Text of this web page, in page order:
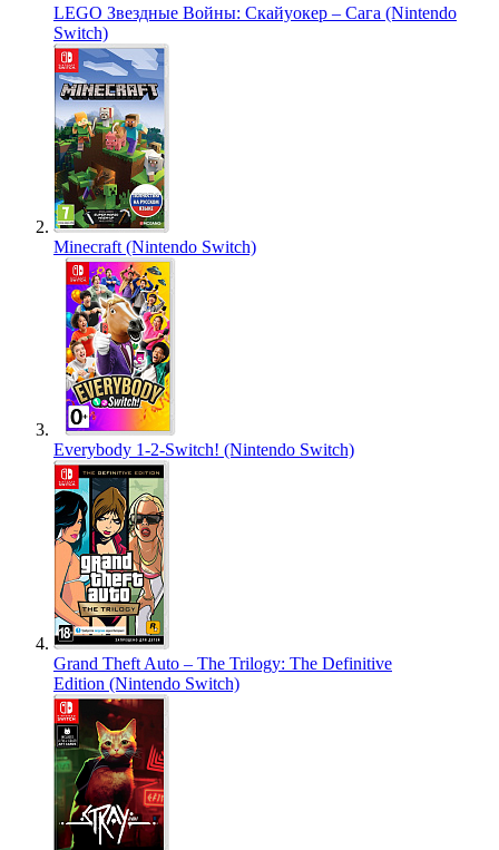
LEGO Звездные Войны: Скайуокер – Сага (Nintendo
Switch)
Minecraft (Nintendo Switch)
Everybody 1-2-Switch! (Nintendo Switch)
Grand Theft Auto – The Trilogy: The Definitive
Edition (Nintendo Switch)